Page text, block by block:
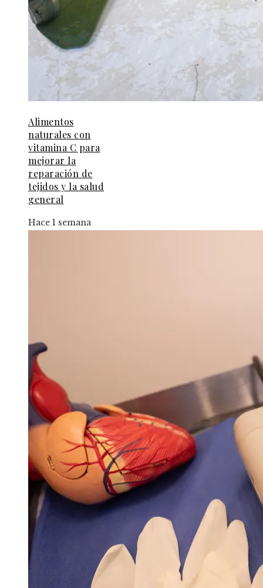
Alimentos
naturales con
vitamina C para
mejorar la
reparación de
tejidos y la salud
general
Hace 1 semana